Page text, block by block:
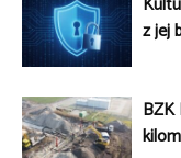
z jej
BZK